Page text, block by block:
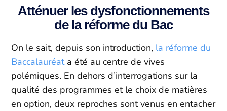
Atténuer les dysfonctionnements
de la réforme du Bac
On le sait, depuis son introduction, la réforme du
Baccalauréata été au centre de vives
polémiques. En dehors d’interrogations sur la
qualité des programmes et le choix de matières
en option, deux reproches sont venus en entacher